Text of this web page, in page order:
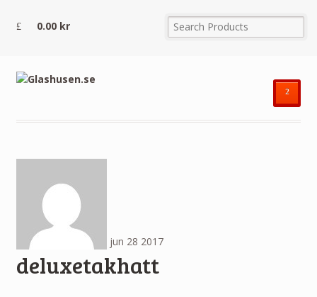
0.00 kr
²
jun 28 2017
deluxetakhatt